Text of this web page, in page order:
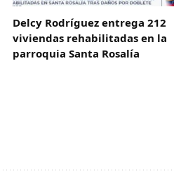
Delcy Rodríguez entrega 212
viviendas rehabilitadas en la
parroquia Santa Rosalía